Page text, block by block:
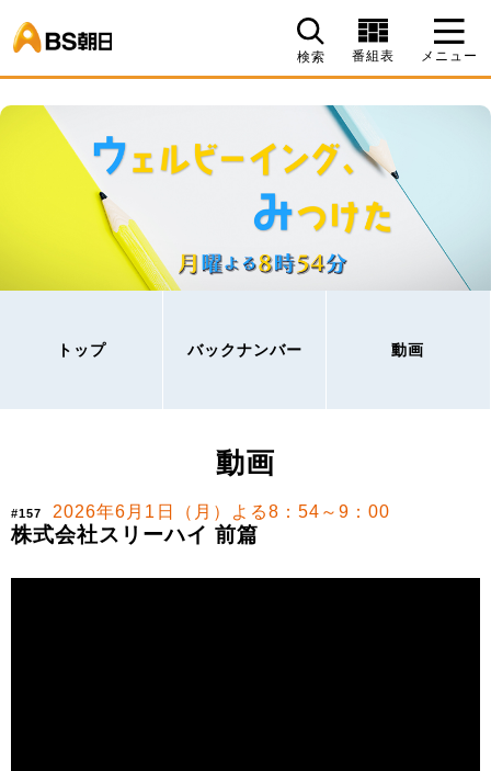
検索 番組表 メニュー
トップ バックナンバー 動画
動画
#157 2026年6月1日（月）よる8：54～9：00
株式会社スリーハイ 前篇